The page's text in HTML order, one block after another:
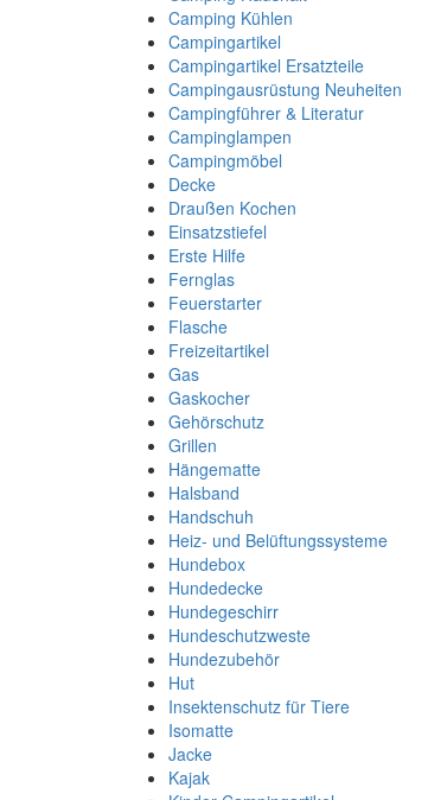
Camping Kühlen
Campingartikel
Campingartikel Ersatzteile
Campingausrüstung Neuheiten
Campingführer & Literatur
Campinglampen
Campingmöbel
Decke
Draußen Kochen
Einsatzstiefel
Erste Hilfe
Fernglas
Feuerstarter
Flasche
Freizeitartikel
Gas
Gaskocher
Gehörschutz
Grillen
Hängematte
Halsband
Handschuh
Heiz- und Belüftungssysteme
Hundebox
Hundedecke
Hundegeschirr
Hundeschutzweste
Hundezubehör
Hut
Insektenschutz für Tiere
Isomatte
Jacke
Kajak